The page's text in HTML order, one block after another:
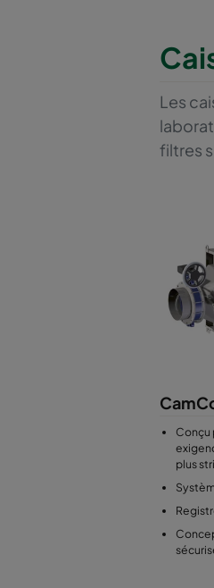
Les
filtres
Conçu
plus